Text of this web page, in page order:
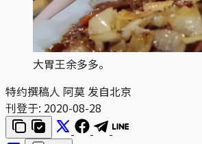
大胃王余多多。
特约撰稿人 阿莫 发自北京
刊登于: 2020-08-28